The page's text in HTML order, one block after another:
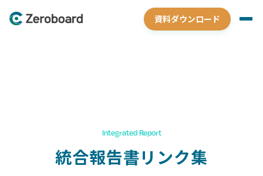
資料ダウンロード
Integrated Report
統合報告書リンク集